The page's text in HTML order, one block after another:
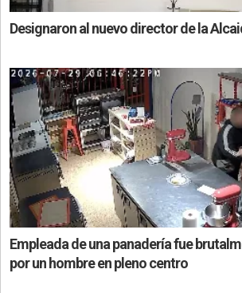
Designaron al nuevo director de la
Empleada de una panadería fue
por un hombre en pleno centro